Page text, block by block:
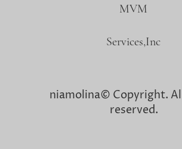
MVM
Services,Inc
niamolina© Copyright.
reserved.